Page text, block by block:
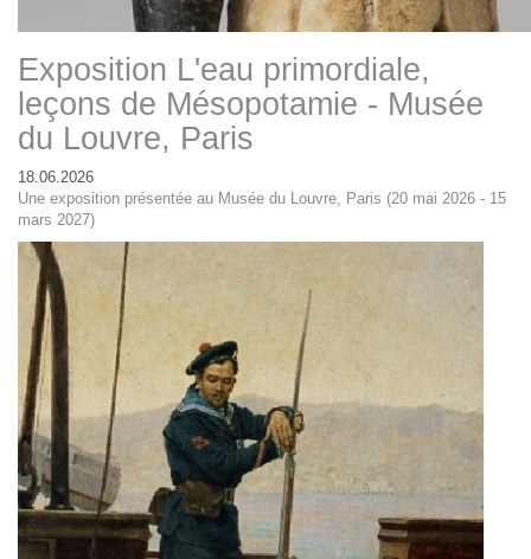
Exposition L'eau primordiale,
leçons de Mésopotamie - Musée
du Louvre, Paris
18.06.2026
Une exposition présentée au Musée du Louvre, Paris (20 mai 2026 - 15
mars 2027)